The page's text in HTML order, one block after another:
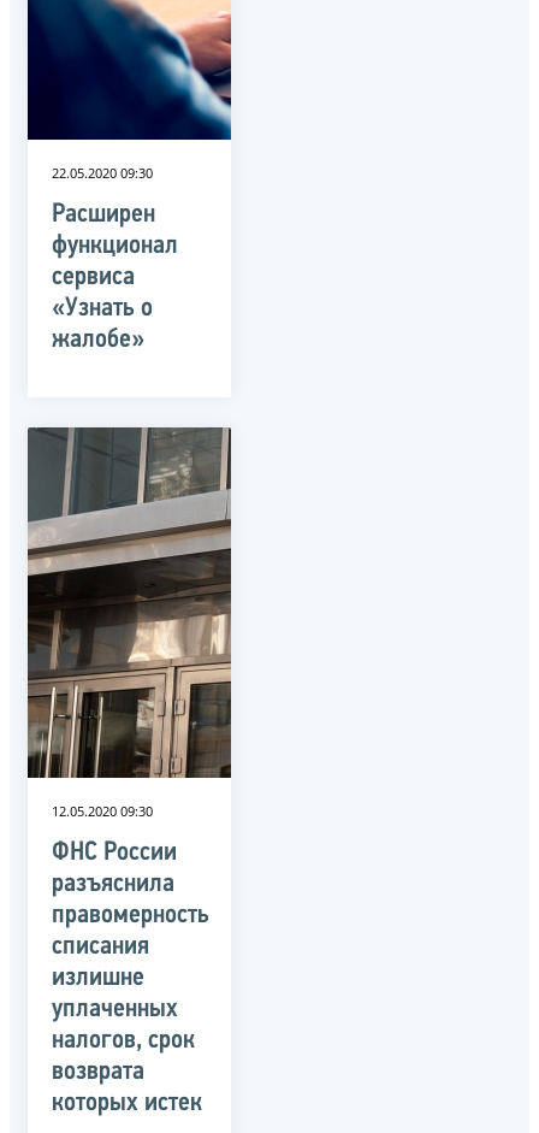
22.05.2020 09:30
Расширен
функционал
сервиса
«Узнать о
жалобе»
12.05.2020 09:30
ФНС России
разъяснила
правомерность
списания
излишне
уплаченных
налогов, срок
возврата
которых истек